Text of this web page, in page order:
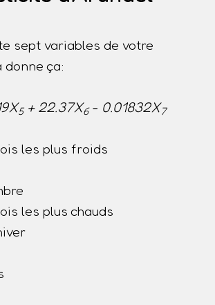
sept variables de votre
ça:
5+ 22.37X6- 0.01832X7
les plus froids
les plus chauds